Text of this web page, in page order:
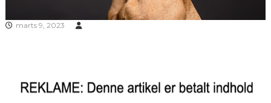
marts 9, 2023